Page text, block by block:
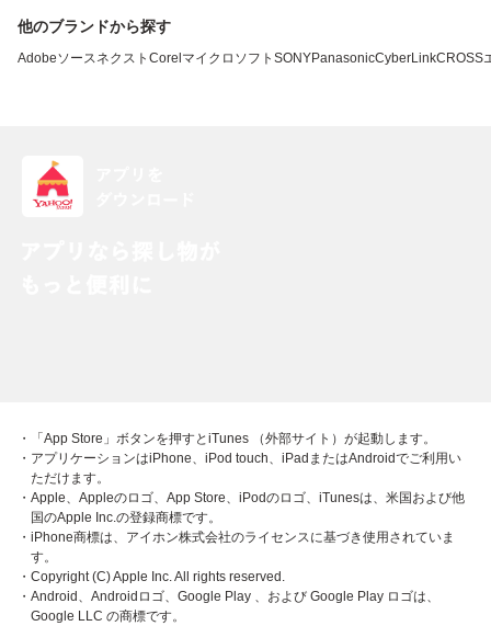
他のブランドから探す
Adobeソースネクスト Corel マイクロソフト SONYPanasonicCyberLinkCROSS
・「App Store」ボタンを押すとiTunes （外部サイト）が起動します。
・アプリケーションはiPhone、iPod touch、iPadまたはAndroidでご利用い
ただけます。
・Apple、Appleのロゴ、App Store、iPodのロゴ、iTunesは、米国および他
国のApple Inc.の登録商標です。
・iPhone商標は、アイホン株式会社のライセンスに基づき使用されていま
す。
・Copyright (C) Apple Inc. All rights reserved.
・Android、Androidロゴ、Google Play 、および Google Play ロゴは、
Google LLC の商標です。